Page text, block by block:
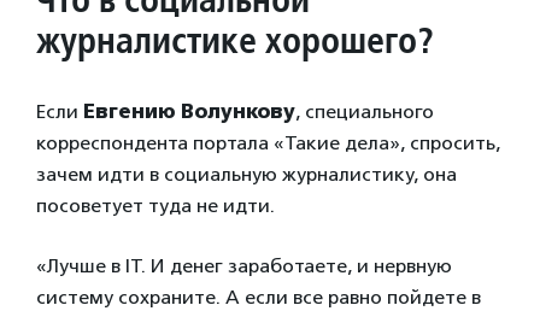
журналистике хорошего?
Если Евгению Волункову, специального
корреспондента портала «Такие дела», спросить,
зачем идти в социальную журналистику, она
посоветует туда не идти.
«Лучше в IT. И денег заработаете, и нервную
систему сохраните. А если все равно пойдете в